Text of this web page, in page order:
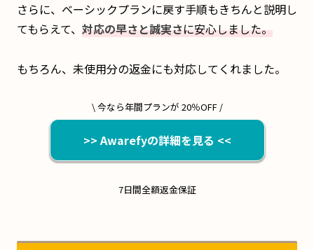
さらに、ベーシックプランに戻す手順もきちんと説明し
てもらえて、 対応の早さと誠実さに安心しました。
もちろん、未使用分の返金にも対応してくれました。
\ 今なら年間プランが 20％OFF /
>> Awarefyの詳細を見る <<
7日間全額返金保証